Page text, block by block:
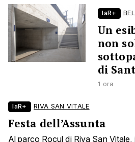
laR+
Un
non
di
1 ora
laR+ RIVA SAN VITALE
Festa dell’Assunta
Al parco Rocul di Riva San Vitale,